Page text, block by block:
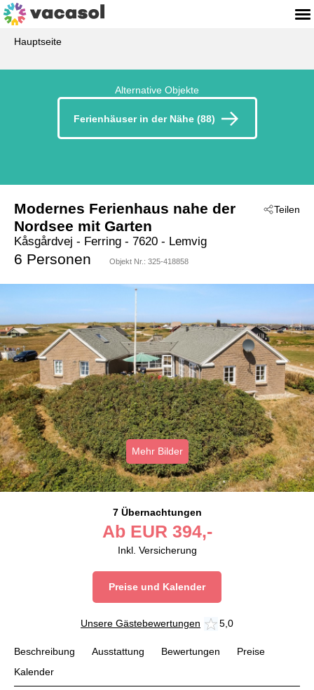
Hauptseite
Alternative Objekte
Ferienhäuser in der Nähe (88)
Teilen
Modernes Ferienhaus nahe der
Nordsee mit Garten
Kåsgårdvej - Ferring - 7620 - Lemvig
6 Personen Objekt Nr.: 325-418858
Mehr Bilder
7 Übernachtungen
Ab EUR 394,-
Inkl. Versicherung
Preise und Kalender
Unsere Gästebewertungen 5,0
Beschreibung Ausstattung Bewertungen
Preise
Kalender